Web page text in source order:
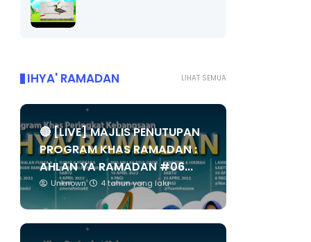
LIHAT SEMUA
IHYA' RAMADAN
🔴 [LIVE] MAJLIS PENUTUPAN
PROGRAM KHAS RAMADAN :
AHLAN YA RAMADAN #06...
Unknown 4 tahun yang lalu